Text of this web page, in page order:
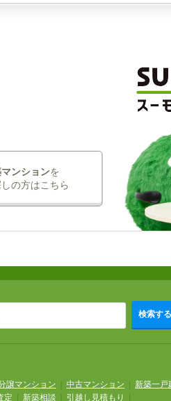
ンションを
の方はこちら
検索する
譲マンション 中古マンション 新築一戸
定 新築相談 引越し見積もり